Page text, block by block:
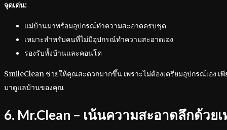
จุดเด่น:
แม่บ้านมาพร้อมอุปกรณ์ทำความสะอาดครบชุด
เหมาะสำหรับคนที่ไม่มีอุปกรณ์ทำความสะอาดเอง
รองรับทั้งบ้านและคอนโด
SmileClean ช่วยให้คุณสะดวกมากขึ้น เพราะไม่ต้องเตรียมอุปกรณ์เอง เ
มาดูแลบ้านของคุณ
6. Mr.Clean – เน้นความสะอาดลึกด้วย